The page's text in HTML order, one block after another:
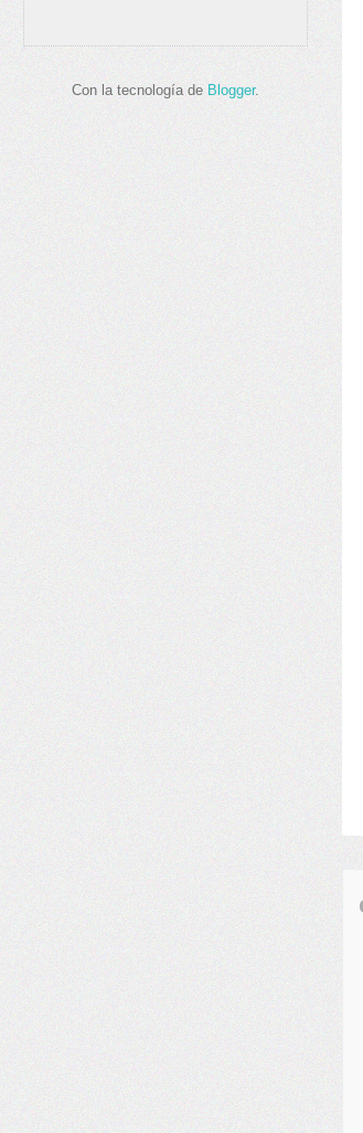
Con la tecnología de Blogger.